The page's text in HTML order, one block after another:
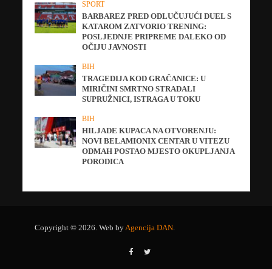
SPORT
BARBAREZ PRED ODLUČUJUĆI DUEL S
KATAROM ZATVORIO TRENING:
POSLJEDNJE PRIPREME DALEKO OD
OČIJU JAVNOSTI
BIH
TRAGEDIJA KOD GRAČANICE: U
MIRIČINI SMRTNO STRADALI
SUPRUŽNICI, ISTRAGA U TOKU
BIH
HILJADE KUPACA NA OTVORENJU:
NOVI BELAMIONIX CENTAR U VITEZU
ODMAH POSTAO MJESTO OKUPLJANJA
PORODICA
Copyright © 2026. Web by Agencija DAN.